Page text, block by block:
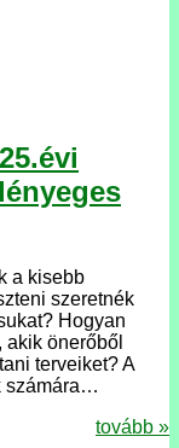
a kisebb
szeretnék
Hogyan
önerőből
terveiket? A
számára…
tovább »